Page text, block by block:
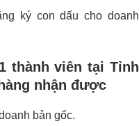
ký con dấu cho doanh
thành viên tại Tỉnh
nhận được
bản gốc.